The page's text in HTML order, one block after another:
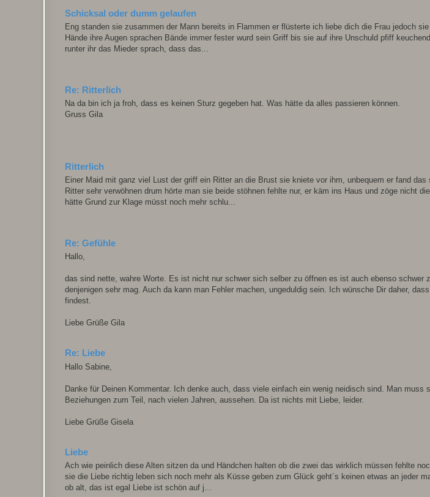
Schicksal oder dumm gelaufen
Eng standen sie zusammen der Mann bereits in Flammen er flüsterte ich liebe dich die Frau jedoch
Hände ihre Augen sprachen Bände immer fester wurd sein Griff bis sie auf ihre Unschuld pfiff
runter ihr das Mieder sprach, dass das...
Re: Ritterlich
Na da bin ich ja froh, dass es keinen Sturz gegeben hat. Was hätte da alles passieren können.
Gruss Gila
Ritterlich
Einer Maid mit ganz viel Lust der griff ein Ritter an die Brust sie kniete vor ihm, unbequem er fand das
Ritter sehr verwöhnen drum hörte man sie beide stöhnen fehlte nur, er käm ins Haus und zöge nicht
hätte Grund zur Klage müsst noch mehr schlu...
Re: Gefühle
Hallo,
das sind nette, wahre Worte. Es ist nicht nur schwer sich selber zu öffnen es ist auch ebenso schwer
denjenigen sehr mag. Auch da kann man Fehler machen, ungeduldig sein. Ich wünsche Dir daher,
findest.
Liebe Grüße Gila
Re: Liebe
Hallo Sabine,
Danke für Deinen Kommentar. Ich denke auch, dass viele einfach ein wenig neidisch sind. Man muss
Beziehungen zum Teil, nach vielen Jahren, aussehen. Da ist nichts mit Liebe, leider.
Liebe Grüße Gisela
Liebe
Ach wie peinlich diese Alten sitzen da und Händchen halten ob die zwei das wirklich müssen fehlte
sie die Liebe richtig leben sich noch mehr als Küsse geben zum Glück geht´s keinen etwas an jeder
ob alt, das ist egal Liebe ist schön auf j...